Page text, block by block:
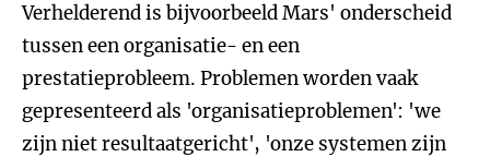
Verhelderend is bijvoorbeeld Mars' onderscheid
tussen een organisatie- en een
prestatieprobleem. Problemen worden vaak
gepresenteerd als 'organisatieproblemen': 'we
zijn niet resultaatgericht', 'onze systemen zijn